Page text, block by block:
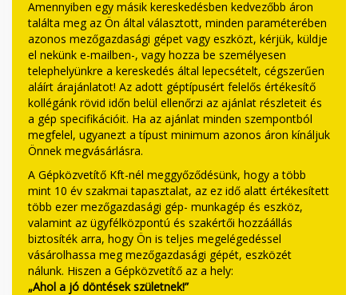
Amennyiben egy másik kereskedésben kedvezőbb áron
találta meg az Ön által választott, minden paraméterében
azonos mezőgazdasági gépet vagy eszközt, kérjük, küldje
el nekünk e-mailben-, vagy hozza be személyesen
telephelyünkre a kereskedés által lepecsételt, cégszerűen
aláírt árajánlatot! Az adott géptípusért felelős értékesítő
kollégánk rövid időn belül ellenőrzi az ajánlat részleteit és
a gép specifikációit. Ha az ajánlat minden szempontból
megfelel, ugyanezt a típust minimum azonos áron kínáljuk
Önnek megvásárlásra.
A Gépközvetítő Kft-nél meggyőződésünk, hogy a több
mint 10 év szakmai tapasztalat, az ez idő alatt értékesített
több ezer mezőgazdasági gép- munkagép és eszköz,
valamint az ügyfélközpontú és szakértői hozzáállás
biztosíték arra, hogy Ön is teljes megelégedéssel
vásárolhassa meg mezőgazdasági gépét, eszközét
nálunk. Hiszen a Gépközvetítő az a hely:
„Ahol a jó döntések születnek!”